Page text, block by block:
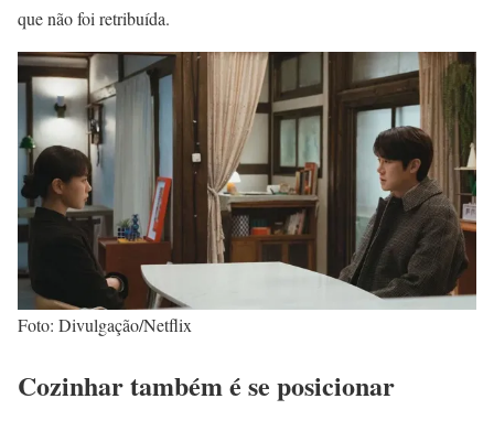
que não foi retribuída.
Foto: Divulgação/Netflix
Cozinhar também é se posicionar